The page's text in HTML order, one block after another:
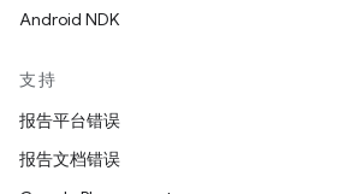
Android NDK
支持
报告平台错误
报告文档错误